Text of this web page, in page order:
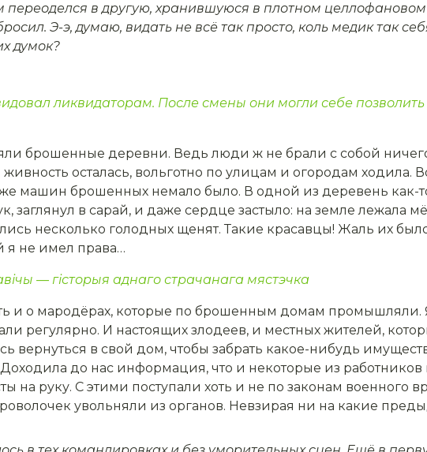
переоделся в другую, хранившуюся в плотном
Э-э, думаю, видать не всё так просто, коль медик так
думок?
ликвидаторам. После сме­ны они могли себе позволить
брошенные деревни. Ведь люди ж не брали с собой
осталась, вольготно по улицам и огородам ходила.
машин брошен­ных немало было. В одной из дере­вень как-
заглянул в сарай, и даже сердце застыло: на земле лежала
несколько голодных щенят. Такие красавцы! Жаль их
я не имел права…
— гісторыя аднаго страчанага мястэчка
и о мародёрах, которые по брошенным домам промышляли.
регулярно. И настоящих злодеев, и местных жителей,
вернуться в свой дом, чтобы забрать какое-нибудь
Доходи­ла до нас информация, что и некото­рые из
на руку. С этими поступали хоть и не по законам военного
увольняли из органов. Невзирая ни на какие